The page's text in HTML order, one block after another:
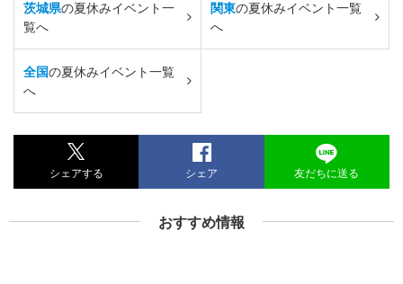
茨城県の夏休みイベント一
覧へ
関東の夏休みイベント一覧
へ
全国の夏休みイベント一覧
へ
シェアする シェア 友だちに送る
おすすめ情報